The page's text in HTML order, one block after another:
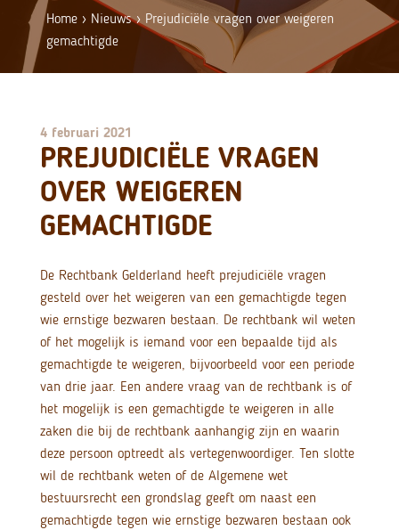
Home › Nieuws› Prejudiciële vragen over weigeren
gemachtigde
4 februari 2021
PREJUDICIËLE VRAGEN
OVER WEIGEREN
GEMACHTIGDE
De Rechtbank Gelderland heeft prejudiciële vragen
gesteld over het weigeren van een gemachtigde tegen
wie ernstige bezwaren bestaan. De rechtbank wil weten
of het mogelijk is iemand voor een bepaalde tijd als
gemachtigde te weigeren, bijvoorbeeld voor een periode
van drie jaar. Een andere vraag van de rechtbank is of
het mogelijk is een gemachtigde te weigeren in alle
zaken die bij de rechtbank aanhangig zijn en waarin
deze persoon optreedt als vertegenwoordiger. Ten slotte
wil de rechtbank weten of de Algemene wet
bestuursrecht een grondslag geeft om naast een
gemachtigde tegen wie ernstige bezwaren bestaan ook